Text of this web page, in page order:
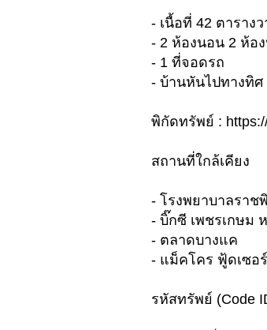
- เนื้อที่ 42 ตาราง
- 2 ห้องนอน 2 ห้อ
- 1 ที่จอดรถ
- บ้านหันไปทางทิศ
พิกัดทรัพย์ :
สถานที่ใกล้เคียง
- โรงพยาบาลรา
- บิ๊กซี เพชรเกษม
- ตลาดบางแค
- แม็คโคร ฟู้ดเซอ
รหัสทรัพย์ (Code